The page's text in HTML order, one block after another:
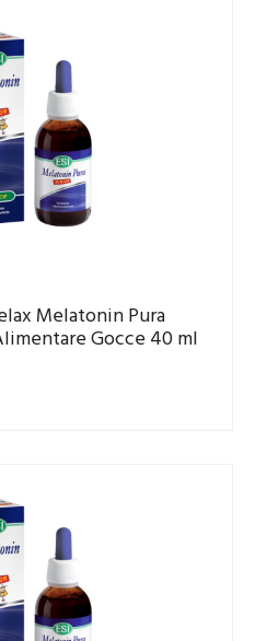
Melatonin Pura
Gocce 40 ml